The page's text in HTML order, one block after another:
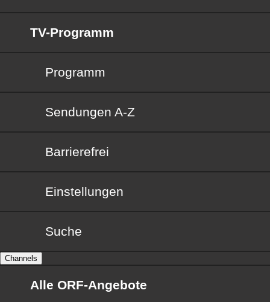
TV-Programm
Programm
Sendungen von A bis Z
Sendungen A-Z
Barrierefrei
Barrierefrei
Einstellungen
Suche
Channels
Alle ORF-Angebote